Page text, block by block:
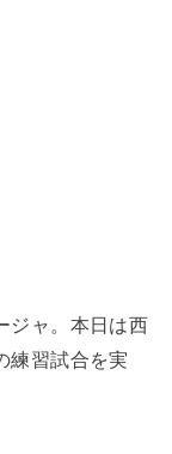
ジャ。本日は西
練習試合を実